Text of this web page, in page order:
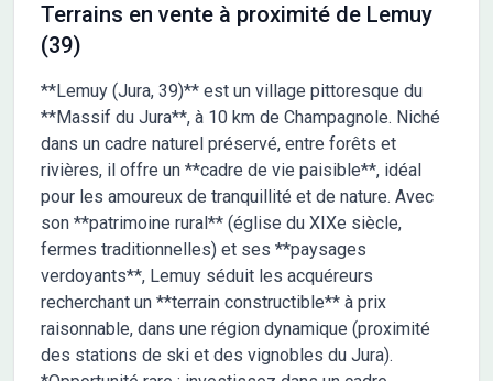
Terrains en vente à proximité de Lemuy
(39)
**Lemuy (Jura, 39)** est un village pittoresque du
**Massif du Jura**, à 10 km de Champagnole. Niché
dans un cadre naturel préservé, entre forêts et
rivières, il offre un **cadre de vie paisible**, idéal
pour les amoureux de tranquillité et de nature. Avec
son **patrimoine rural** (église du XIXe siècle,
fermes traditionnelles) et ses **paysages
verdoyants**, Lemuy séduit les acquéreurs
recherchant un **terrain constructible** à prix
raisonnable, dans une région dynamique (proximité
des stations de ski et des vignobles du Jura).